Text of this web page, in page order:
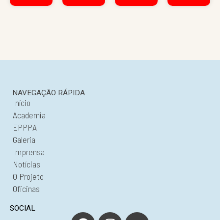
NAVEGAÇÃO RÁPIDA
Início
Academia
EPPPA
Galeria
Imprensa
Notícias
O Projeto
Oficinas
SOCIAL